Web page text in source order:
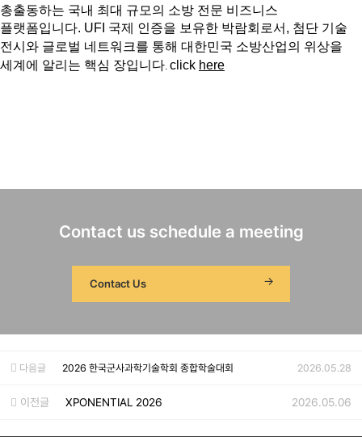
총출동하는 국내 최대 규모의 소방 전문 비즈니스
플랫폼입니다. UFI 국제 인증을 보유한 박람회 로서, 첨단 기술
전시와 글로벌 네트워크를 통해 대한민국 소방산업의 위상을
세계에 알리는 핵심 장입니다 click here
Contact us schedule a meeting
Contact Us
다음글 2026 한국군사과학기술학회 종합학술대회 2026.05.28
이전글 XPONENTIAL 2026 2026.05.06